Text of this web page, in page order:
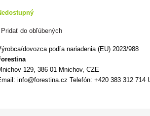
Pridať do obľúbených
dovozca podľa nariadenia (EU) 2023/988
129, 386 01 Mnichov, CZE
info@forestina.cz Telefón: +420 383 312 714